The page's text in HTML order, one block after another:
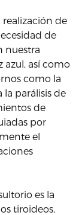
de
de
nuestra
azul, así como
como la
la parálisis de
de
por
el
es la
tiroideos,